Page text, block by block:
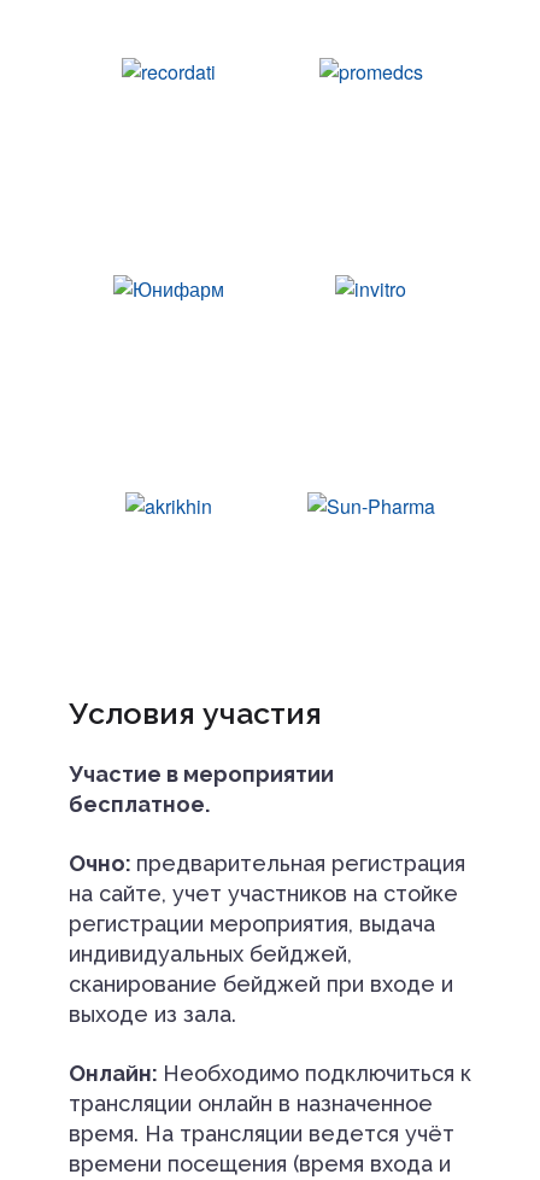
Условия участия
Участие в мероприятии
бесплатное.
Очно: предварительная регистрация
на сайте, учет участников на стойке
регистрации мероприятия, выдача
индивидуальных бейджей,
сканирование бейджей при входе и
выходе из зала.
Онлайн: Необходимо подключиться к
трансляции онлайн в назначенное
время. На трансляции ведется учёт
времени посещения (время входа и